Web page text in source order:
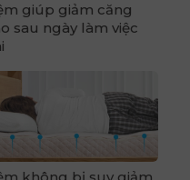
giúp giảm căng
sau ngày làm việc